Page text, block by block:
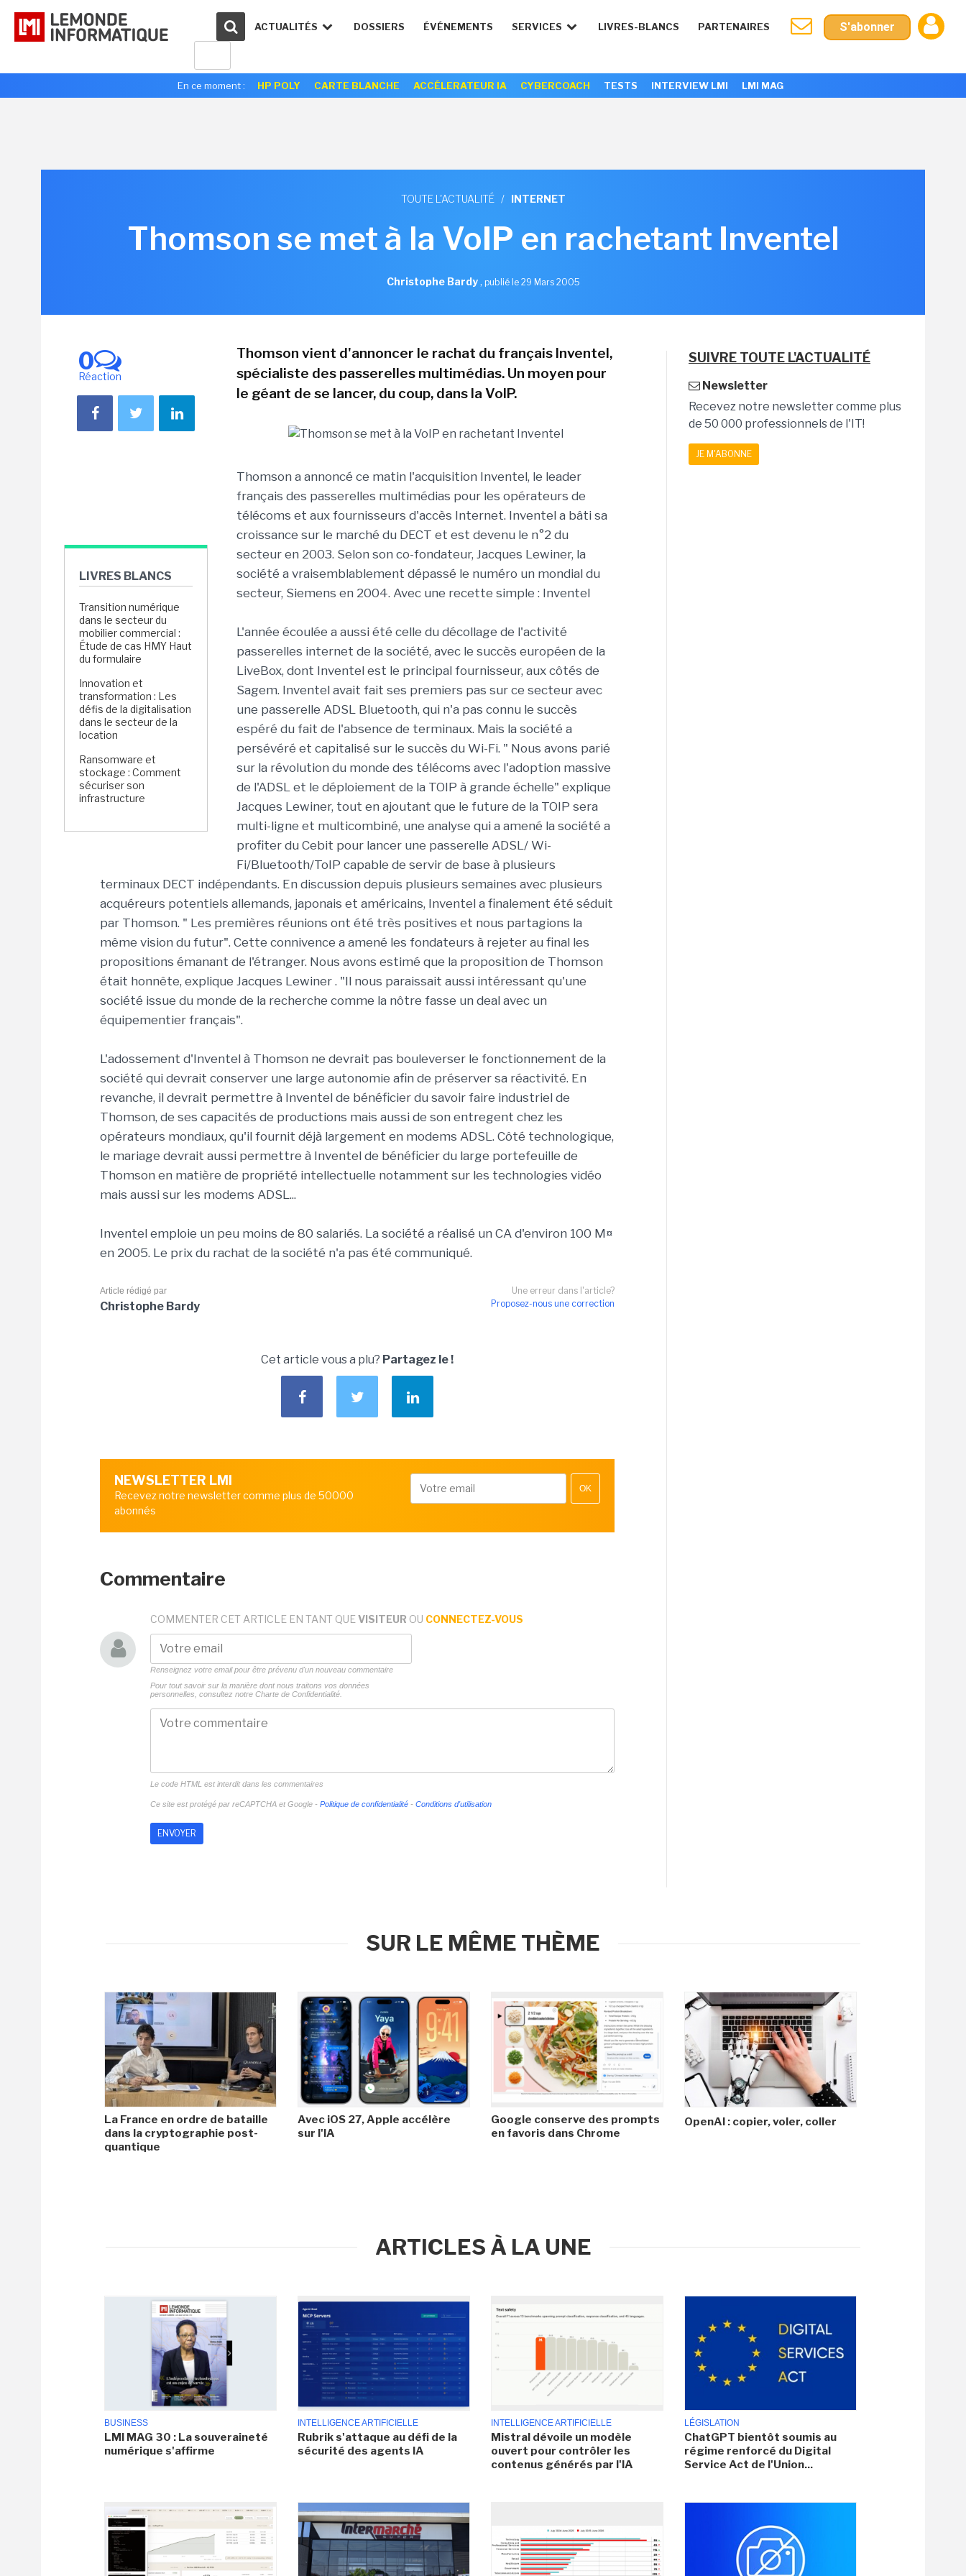
ACTUALITÉS DOSSIERS ÉVÉNEMENTS SERVICES LIVRES-BLANCS PARTENAIRES S'abonner
En ce moment : HP POLY CARTE BLANCHE ACCÉLERATEUR IA CYBERCOACH TESTS INTERVIEW LMI LMI MAG
TOUTE L'ACTUALITÉ / INTERNET
Thomson se met à la VoIP en rachetant Inventel
Christophe Bardy, publié le 29 Mars 2005
0
Réaction
LIVRES BLANCS
Transition numérique
dans le secteur du
mobilier commercial :
Étude de cas HMY Haut
du formulaire
Innovation et
transformation : Les
défis de la digitalisation
dans le secteur de la
location
Ransomware et
stockage : Comment
sécuriser son
infrastructure
Thomson vient d'annoncer le rachat du français Inventel,
spécialiste des passerelles multimédias. Un moyen pour
le géant de se lancer, du coup, dans la VoIP.
Thomson a annoncé ce matin l'acquisition Inventel, le leader
français des passerelles multimédias pour les opérateurs de
télécoms et aux fournisseurs d'accès Internet. Inventel a bâti sa
croissance sur le marché du DECT et est devenu le n°2 du
secteur en 2003. Selon son co-fondateur, Jacques Lewiner, la
société a vraisemblablement dépassé le numéro un mondial du
secteur, Siemens en 2004. Avec une recette simple : Inventel
L'année écoulée a aussi été celle du décollage de l'activité
passerelles internet de la société, avec le succès européen de la
LiveBox, dont Inventel est le principal fournisseur, aux côtés de
Sagem. Inventel avait fait ses premiers pas sur ce secteur avec
une passerelle ADSL Bluetooth, qui n'a pas connu le succès
espéré du fait de l'absence de terminaux. Mais la société a
persévéré et capitalisé sur le succès du Wi-Fi. " Nous avons parié
sur la révolution du monde des télécoms avec l'adoption massive
de l'ADSL et le déploiement de la TOIP à grande échelle" explique
Jacques Lewiner, tout en ajoutant que le future de la TOIP sera
multi-ligne et multicombiné, une analyse qui a amené la société a
profiter du Cebit pour lancer une passerelle ADSL/ Wi-
Fi/Bluetooth/ToIP capable de servir de base à plusieurs
terminaux DECT indépendants. En discussion depuis plusieurs semaines avec plusieurs
acquéreurs potentiels allemands, japonais et américains, Inventel a finalement été séduit
par Thomson. " Les premières réunions ont été très positives et nous partagions la
même vision du futur". Cette connivence a amené les fondateurs à rejeter au final les
propositions émanant de l'étranger. Nous avons estimé que la proposition de Thomson
était honnête, explique Jacques Lewiner . "Il nous paraissait aussi intéressant qu'une
société issue du monde de la recherche comme la nôtre fasse un deal avec un
équipementier français".
L'adossement d'Inventel à Thomson ne devrait pas bouleverser le fonctionnement de la
société qui devrait conserver une large autonomie afin de préserver sa réactivité. En
revanche, il devrait permettre à Inventel de bénéficier du savoir faire industriel de
Thomson, de ses capacités de productions mais aussi de son entregent chez les
opérateurs mondiaux, qu'il fournit déjà largement en modems ADSL. Côté technologique,
le mariage devrait aussi permettre à Inventel de bénéficier du large portefeuille de
Thomson en matière de propriété intellectuelle notamment sur les technologies vidéo
mais aussi sur les modems ADSL...
Inventel emploie un peu moins de 80 salariés. La société a réalisé un CA d'environ 100 M¤
en 2005. Le prix du rachat de la société n'a pas été communiqué.
Une erreur dans l'article?
Proposez-nous une correction
Article rédigé par
Christophe Bardy
Cet article vous a plu? Partagez le !
NEWSLETTER LMI
Recevez notre newsletter comme plus de 50000
abonnés
OK
Commentaire
COMMENTER CET ARTICLE EN TANT QUE VISITEUR OU CONNECTEZ-VOUS
Renseignez votre email pour être prévenu d'un nouveau commentaire
Pour tout savoir sur la manière dont nous traitons vos données
personnelles, consultez notre Charte de Confidentialité.
Le code HTML est interdit dans les commentaires
Ce site est protégé par reCAPTCHA et Google - Politique de confidentialité - Conditions d'utilisation
SUIVRE TOUTE L'ACTUALITÉ
Newsletter
Recevez notre newsletter comme plus
de 50 000 professionnels de l'IT!
JE M'ABONNE
SUR LE MÊME THÈME
La France en ordre de bataille
dans la cryptographie post-
quantique
Avec iOS 27, Apple accélère
sur l'IA
Google conserve des prompts
en favoris dans Chrome
OpenAI : copier, voler, coller
ARTICLES À LA UNE
BUSINESS
LMI MAG 30 : La souveraineté
numérique s'affirme
INTELLIGENCE ARTIFICIELLE
Rubrik s'attaque au défi de la
sécurité des agents IA
INTELLIGENCE ARTIFICIELLE
Mistral dévoile un modèle
ouvert pour contrôler les
contenus générés par l'IA
LÉGISLATION
ChatGPT bientôt soumis au
régime renforcé du Digital
Service Act de l'Union...